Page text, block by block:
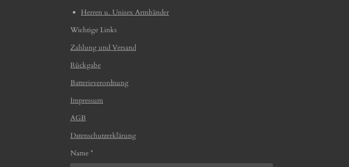
Herren u. Unisex Armbänder
Wichtige Links
Zahlung und Versand
Rückgabe
Batterieverordnung
Impressum
AGB
Datenschutzerklärung
Name *